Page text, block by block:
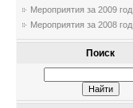
Мероприятия за 2009 год
Мероприятия за 2008 год
Поиск